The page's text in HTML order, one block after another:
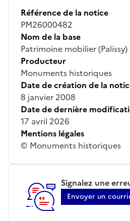
Référence de la notice
PM26000482
Nom de la base
Patrimoine mobilier (Palissy)
Producteur
Monuments historiques
Date de création de la
8 janvier 2008
Date de dernière
17 avril 2026
Mentions légales
© Monuments historiques
Signalez une
Envoyer un